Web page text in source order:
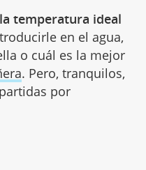
temperatura ideal
en el agua,
o cuál es la mejor
. Pero, tranquilos,
por